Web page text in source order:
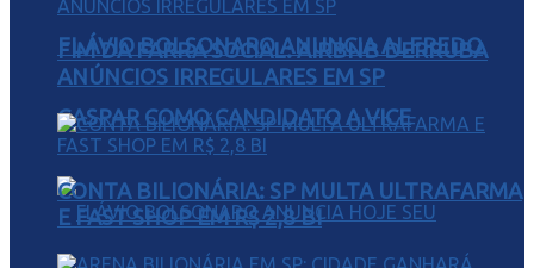
FLÁVIO BOLSONARO ANUNCIA ALFREDO
GASPAR COMO CANDIDATO A VICE
FIM DA FARRA SOCIAL: AIRBNB DERRUBA
ANÚNCIOS IRREGULARES EM SP
CONTA BILIONÁRIA: SP MULTA ULTRAFARMA
E FAST SHOP EM R$ 2,8 BI